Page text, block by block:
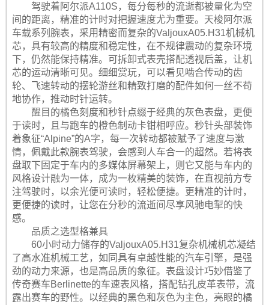
驾驶着阿尔派A110S，每分每秒的流逝都被量化为空
间的距离，精准的计时对把握速度尤为重要。天梭阿尔派
车载系列腕表，采用精密而复杂的ValjouxA05.H31机械机
芯，具有较高的精度和稳定性，在不规律震动的复杂环境
下，仍然能保持精准。可拆卸式表壳搭配透视后盖，让机
芯的运动清晰可见。细细赏玩，可以看见啮合传动的齿
轮、飞速转动的摆轮游丝和精致打磨的配件如何一丝不苟
地协作，推动时针运转。
醒目的橘色刻度和秒针点缀于经典的灰色表盘，更便
于读时，且与跑车的橙色制动卡钳相呼应。秒针头部装饰
着象征“Alpine”的A字，每一次转动都被赋予了速度与激
情，佩戴此款腕表驾驶，会感到人车合一的超然。若将表
盘取下固定于车内的多媒体屏幕架上，则它又能与车内的
风格设计融为一体，成为一枚精美的装饰，在直视前方专
注驾驶时，以余光便可读时，轻松便捷。更精准的计时，
更便捷的读时，让您在分秒的流逝间尽享风驰电掣的快
感。
品质之选型格兼具
60小时动力储存的ValjouxA05.H31复杂机械机芯凝结
了高水准机械工艺，如同具有卓越性能的汽车引擎，是强
劲的动力来源，也是高品质的象征。表盘设计巧妙借鉴了
传奇赛车Berlinette的车速表风格，搭配钻孔皮革表带，流
露出赛车的野性。以经典的黑色和灰色为主色，亮眼的橘